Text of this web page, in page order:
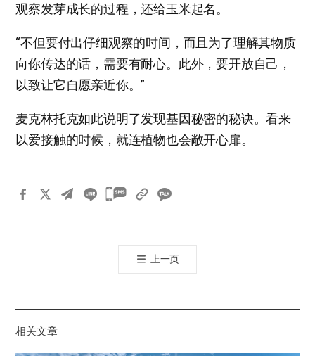
观察发芽成长的过程，还给玉米起名。
“不但要付出仔细观察的时间，而且为了理解其物质
向你传达的话，需要有耐心。此外，要开放自己，
以致让它自愿亲近你。”
麦克林托克如此说明了发现基因秘密的秘诀。看来
以爱接触的时候，就连植物也会敞开心扉。
카
톡
공
기
上一页
相关文章